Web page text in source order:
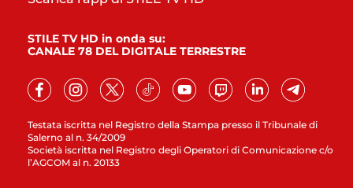
Testata iscritta nel Registro della Stampa presso il Tribunale di
Salerno al n. 34/2009
Società iscritta nel Registro degli Operatori di Comunicazione c/o
l’AGCOM al n. 20133
STILE TV HD in onda su:
CANALE 78 DEL DIGITALE TERRESTRE